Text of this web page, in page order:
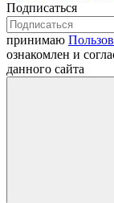
Подписаться
принимаю
ознакомлен и
данного сайта